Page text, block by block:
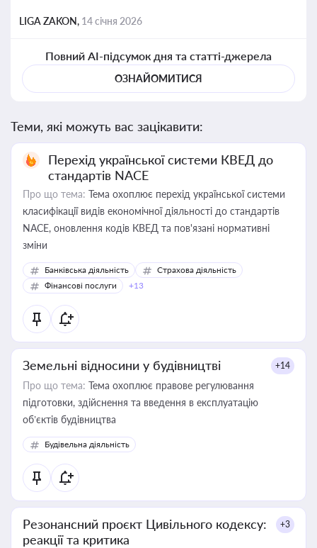
LIGA ZAKON, 14 січня 2026
Повний AI-підсумок дня та статті-джерела
ОЗНАЙОМИТИСЯ
Теми, які можуть вас зацікавити:
Перехід української системи КВЕД до
стандартів NACE
Про що тема: Тема охоплює перехід української системи
класифікації видів економічної діяльності до стандартів
NACE, оновлення кодів КВЕД та пов'язані нормативні
зміни
Банківська діяльність
Страхова діяльність
Фінансові послуги
+13
Земельні відносини у будівництві +14
Про що тема: Тема охоплює правове регулювання
підготовки, здійснення та введення в експлуатацію
об’єктів будівництва
Будівельна діяльність
Резонансний проєкт Цивільного кодексу:
реакції та критика
+3